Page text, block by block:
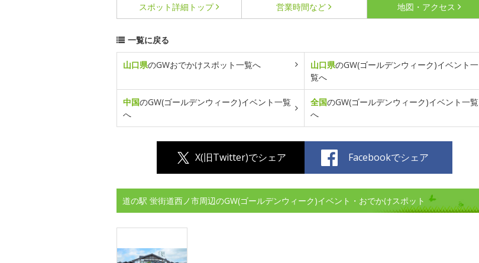
スポット詳細 トップ 営業時間など 地図・アクセス
一覧に戻る
山口県のGWおでかけスポット一覧へ 山口県のGW(ゴールデンウィーク)イベント一
覧へ
中国のGW(ゴールデンウィーク)イベント一覧
へ
全国のGW(ゴールデンウィーク)イベント一覧
へ
X(旧Twitter)でシェア Facebookでシェア
道の駅 蛍街道西ノ市周辺のGW(ゴールデンウィーク)イベント・おでかけスポット